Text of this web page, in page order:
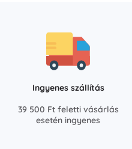
Ingyenes szállítás
39 500 Ft feletti vásárlás
esetén ingyenes